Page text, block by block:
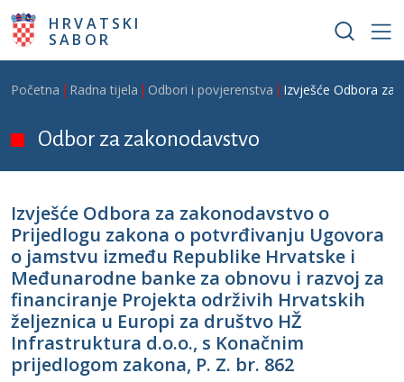
Skoči na glavni sadržaj
HRVATSKI
SABOR
Breadcrumb
Početna Radna tijela Odbori i povjerenstva Izvješće Odbora za
Odbor za zakonodavstvo
Izvješće Odbora za zakonodavstvo o
Prijedlogu zakona o potvrđivanju Ugovora
o jamstvu između Republike Hrvatske i
Međunarodne banke za obnovu i razvoj za
financiranje Projekta održivih Hrvatskih
željeznica u Europi za društvo HŽ
Infrastruktura d.o.o., s Konačnim
prijedlogom zakona, P. Z. br. 862